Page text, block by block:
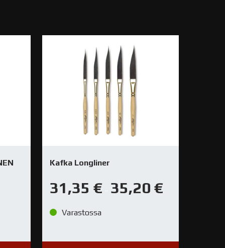
Kafka Longliner
31,35 € 35,20 €
Varastossa